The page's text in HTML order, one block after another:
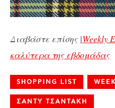
Διαβάστε επίσης |Weekly
καλύτερα της εβδομάδας
SHOPPING LIST
ΣΑΝΤΥ ΤΣΑΝΤΑΚΗ